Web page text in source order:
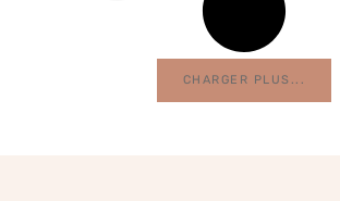
CHARGER PLUS...